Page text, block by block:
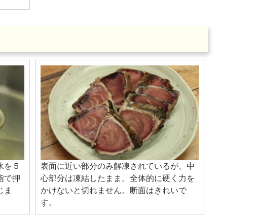
を５
で押
ま
表面に近い部分のみ解凍されているが、中
心部分は凍結したまま。全体的に硬く力を
かけないと切れません。断面はきれいで
す。